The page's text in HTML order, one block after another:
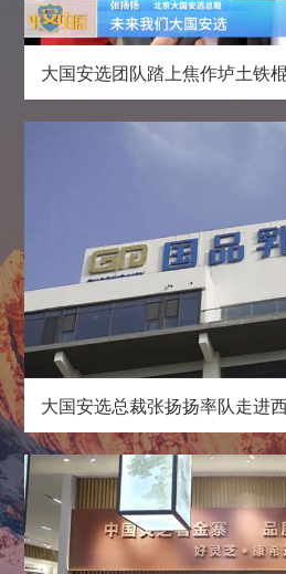
大国安选团队踏上焦作垆土铁
大国安选总裁张扬扬率队走进